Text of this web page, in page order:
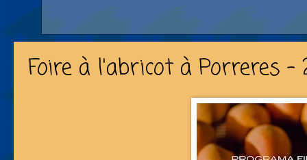
Foire à l'abricot à Porreres -